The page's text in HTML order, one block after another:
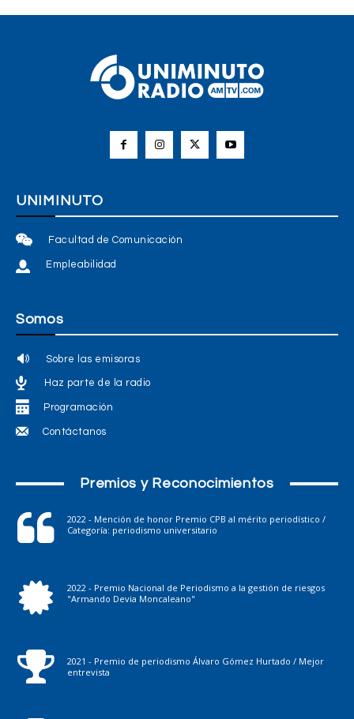
UNIMINUTO
Facultad de Comunicación
Empleabilidad
Somos
Sobre las emisoras
Haz parte de la radio
Programación
Contáctanos
Premios y Reconocimientos
2022 - Mención de honor Premio CPB al mérito periodístico /
Categoría: periodismo universitario
2022 - Premio Nacional de Periodismo a la gestión de riesgos
"Armando Devia Moncaleano"
2021 - Premio de periodismo Álvaro Gómez Hurtado / Mejor
entrevista